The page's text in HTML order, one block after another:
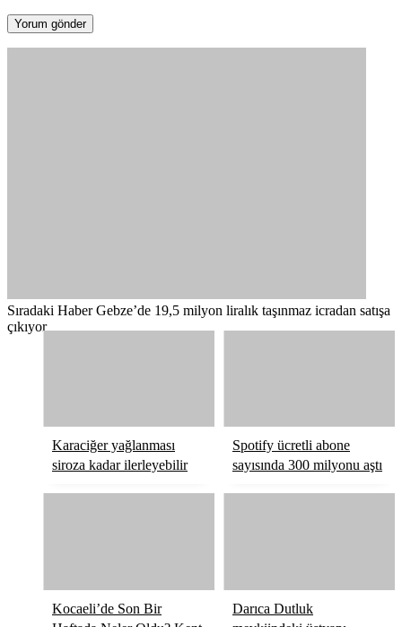
Sıradaki Haber Gebze’de 19,5 milyon liralık taşınmaz icradan satışa
çıkıyor
Karaciğer yağlanması
siroza kadar ilerleyebilir
Spotify ücretli abone
sayısında 300 milyonu aştı
Kocaeli’de Son Bir
Darıca Dutluk